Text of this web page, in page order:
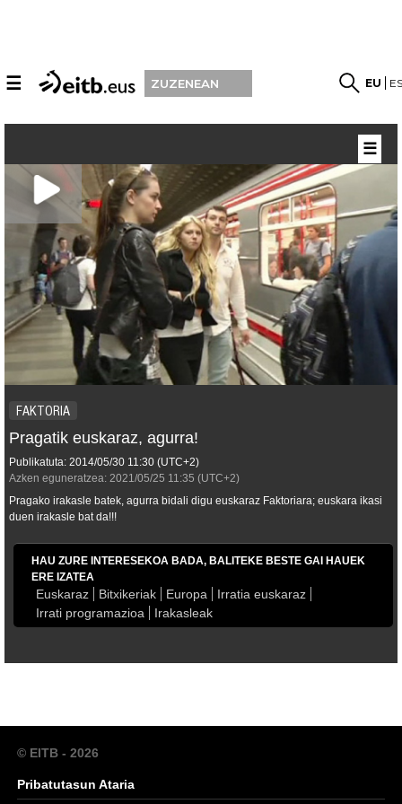
☰ ZUZENEAN EU
FAKTORIA
Pragatik euskaraz, agurra!
Publikatuta: 2014/05/30 11:30 (UTC+2)
Azken eguneratzea: 2021/05/25 11:35 (UTC+2)
Pragako irakasle batek, agurra bidali digu euskaraz Faktoriara; euskara ikasi
duen irakasle bat da!!!
HAU ZURE INTERESEKOA BADA, BALITEKE BESTE GAI HAUEK
ERE IZATEA
Euskaraz Bitxikeriak Europa
Irratia euskaraz
Irrati programazioa
Irakasleak
☰
© EITB - 2026
Pribatutasun Ataria